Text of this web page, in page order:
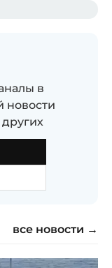
в
новости
все новости →